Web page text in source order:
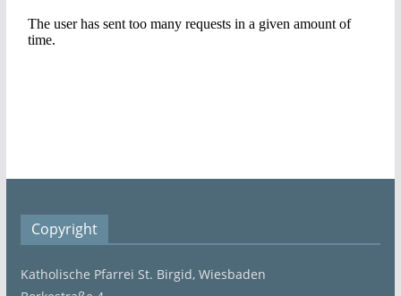
Copyright
Katholische Pfarrei St. Birgid, Wiesbaden